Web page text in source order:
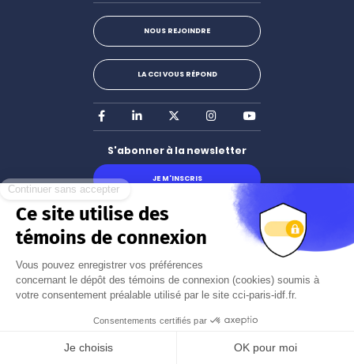
NOUS REJOINDRE
LA CCI VOUS RÉPOND
FacebookLinkedIn InstagramYoutube
S'abonner à la newsletter
JE M'INSCRIS